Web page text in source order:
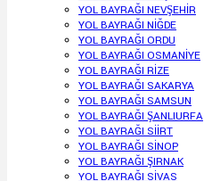
YOL BAYRAĞI NEVŞEHİR
YOL BAYRAĞI NİĞDE
YOL BAYRAĞI ORDU
YOL BAYRAĞI OSMANİYE
YOL BAYRAĞI RİZE
YOL BAYRAĞI SAKARYA
YOL BAYRAĞI SAMSUN
YOL BAYRAĞI ŞANLIURFA
YOL BAYRAĞI SİİRT
YOL BAYRAĞI SİNOP
YOL BAYRAĞI ŞIRNAK
YOL BAYRAĞI SİVAS